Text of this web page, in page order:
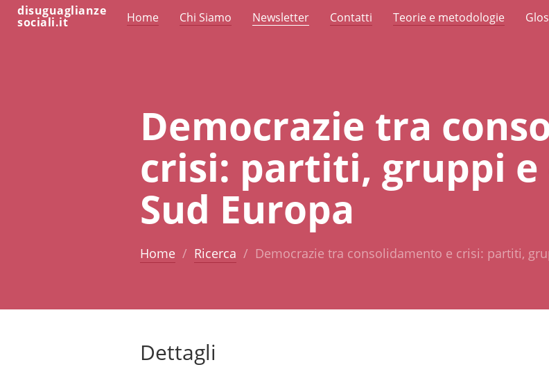
disuguaglianze
sociali.it Home Chi Siamo Newsletter Contatti Teorie e metodologie
Democrazie tra
crisi: partiti, gruppi
Sud Europa
Home Ricerca Democrazie tra consolidamento e crisi: partiti,
Dettagli